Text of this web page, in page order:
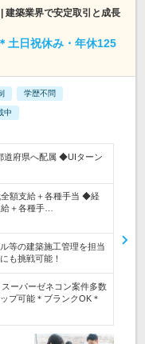
建築業界で安定取引と成長
土日祝休み・年休125
学歴不問
中
道府県へ配属 ◆UIターン
額支給＋各種手当 ◆経
＋各種手…
等の建築施工管理を担当
も挑戦可能！
スーパーゼネコン案件多数
プ可能＊ブランクOK＊